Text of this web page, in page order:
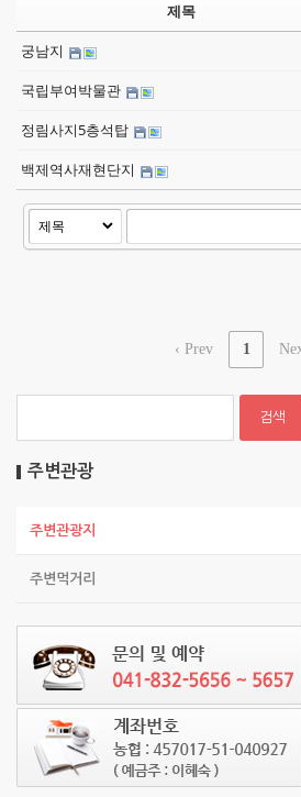
제목
궁남지
국립부여박물관
정림사지5층석탑
백제역사재현단지
‹ Prev 1
주변관광
주변관광지
주변먹거리